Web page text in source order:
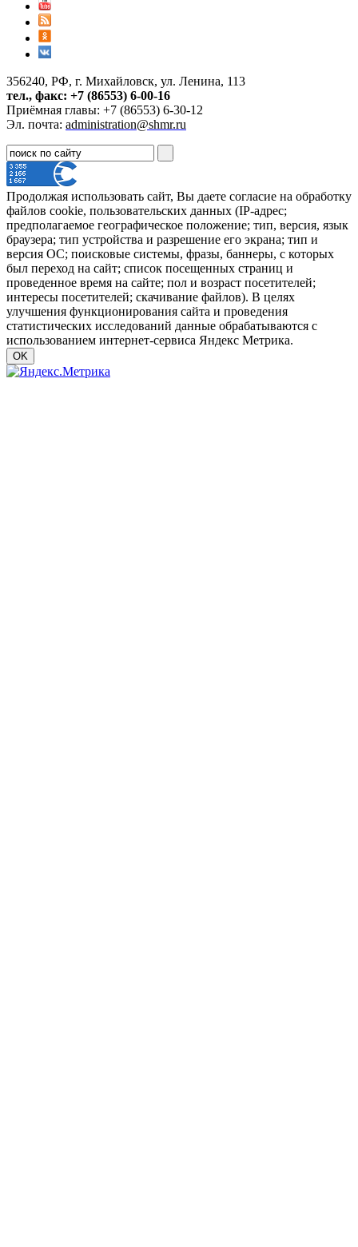
356240, РФ, г. Михайловск, ул. Ленина, 113
тел., факс: +7 (86553) 6-00-16
Приёмная главы: +7 (86553) 6-30-12
Эл. почта: administration@shmr.ru
Продолжая использовать сайт, Вы даете согласие на обработку
файлов cookie, пользовательских данных (IP-адрес;
предполагаемое географическое положение; тип, версия, язык
браузера; тип устройства и разрешение его экрана; тип и
версия ОС; поисковые системы, фразы, баннеры, с которых
был переход на сайт; список посещенных страниц и
проведенное время на сайте; пол и возраст посетителей;
интересы посетителей; скачивание файлов). В целях
улучшения функционирования сайта и проведения
статистических исследований данные обрабатываются с
использованием интернет-сервиса Яндекс Метрика.
OK